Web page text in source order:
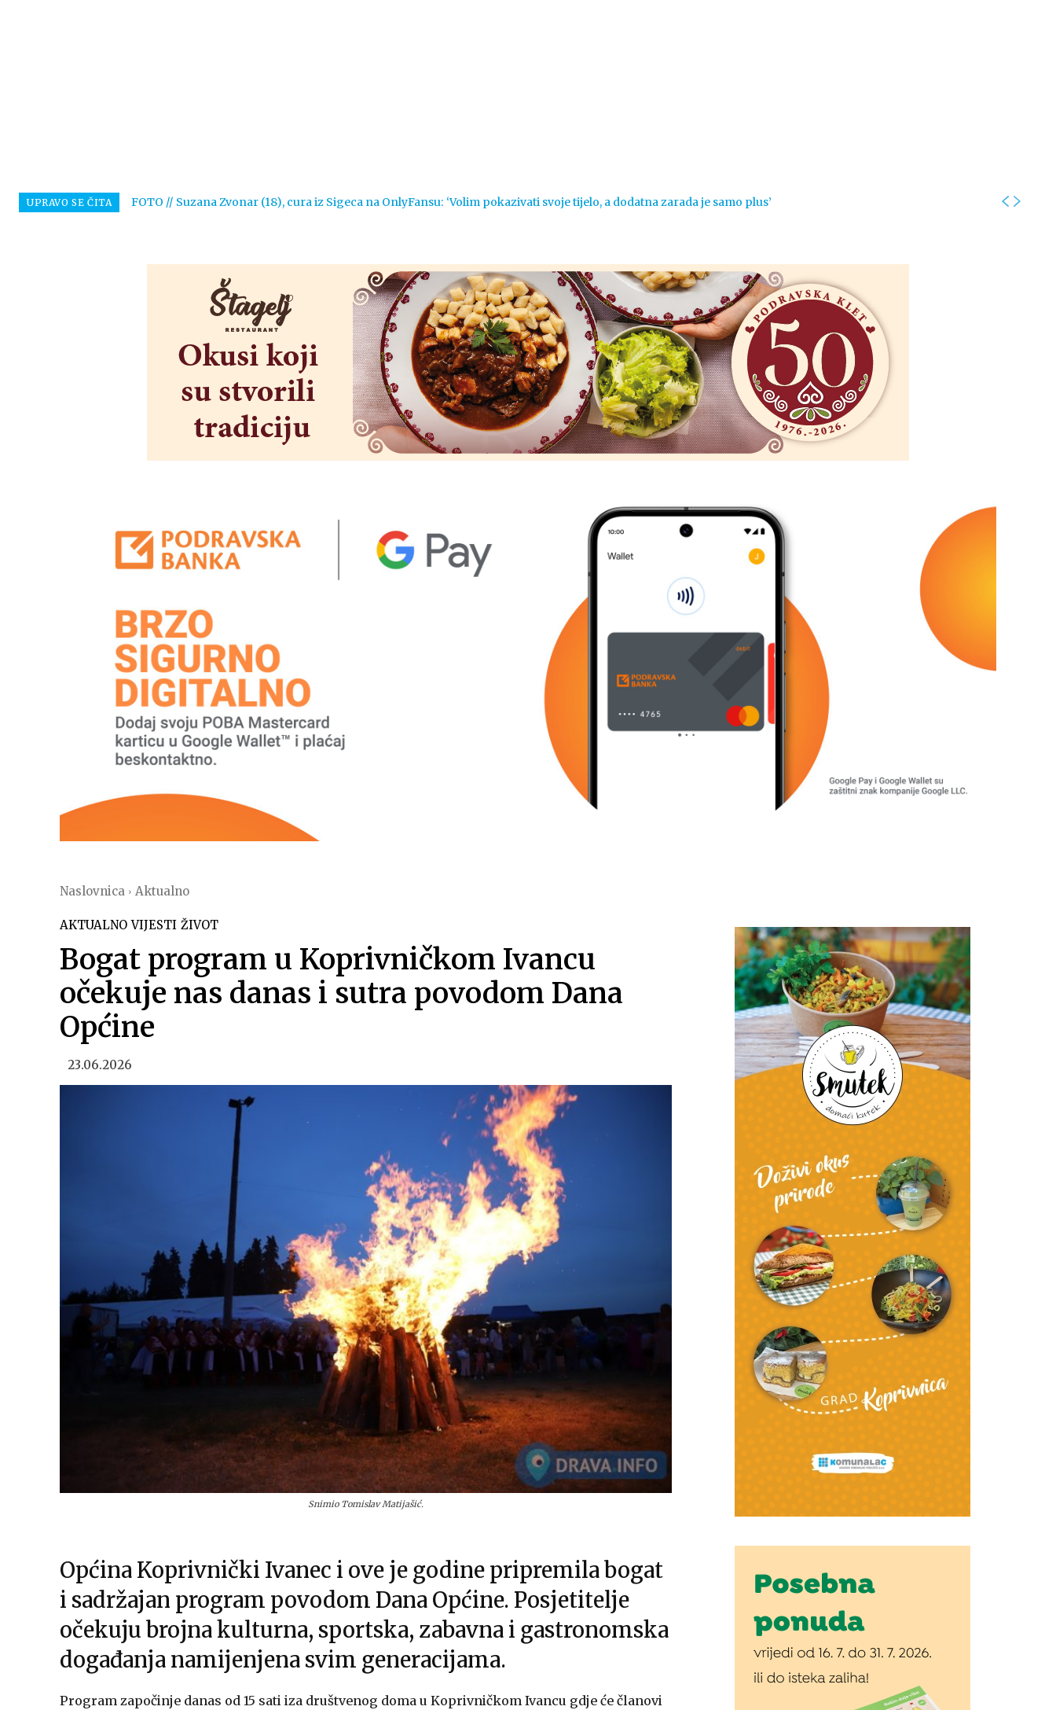
UPRAVO SE ČITA FOTO // Suzana Zvonar (18), cura iz Sigeca na OnlyFansu: ‘Volim pokazivati svoje tijelo, a dodatna zarada je samo plus’
Naslovnica Aktualno
AKTUALNO VIJESTI ŽIVOT
Bogat program u Koprivničkom Ivancu
očekuje nas danas i sutra povodom Dana
Općine
23.06.2026
Snimio Tomislav Matijašić.
Općina Koprivnički Ivanec i ove je godine pripremila bogat
i sadržajan program povodom Dana Općine. Posjetitelje
očekuju brojna kulturna, sportska, zabavna i gastronomska
događanja namijenjena svim generacijama.
Program započinje danas od 15 sati iza društvenog doma u Koprivničkom Ivancu gdje će članovi